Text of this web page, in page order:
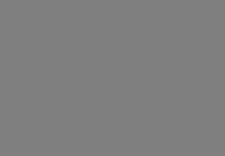
siècle, la vodka Stoli Premium
plusieurs fois pour une douceur
spiritueux polyvalent, idéal pour
pure.